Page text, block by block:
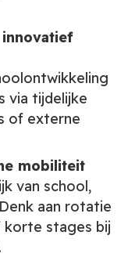
via tijdelijke
of externe
mobiliteit
van school,
aan rotatie
korte stages bij